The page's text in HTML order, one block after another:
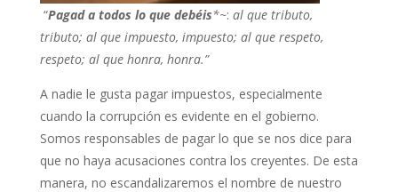
“Pagad a todos lo que debéis*~: al que tributo,
tributo; al que impuesto, impuesto; al que respeto,
respeto; al que honra, honra.”
A nadie le gusta pagar impuestos, especialmente
cuando la corrupción es evidente en el gobierno.
Somos responsables de pagar lo que se nos dice para
que no haya acusaciones contra los creyentes. De esta
manera, no escandalizaremos el nombre de nuestro